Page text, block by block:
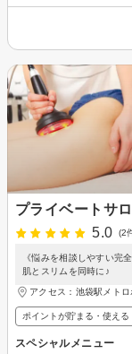
プライベートサ
5.0
(2
《悩みを相談しやすい完
肌とスリムを同時に♪
アクセス：池袋駅メト
ポイントが貯まる・使える
スペシャルメニュー